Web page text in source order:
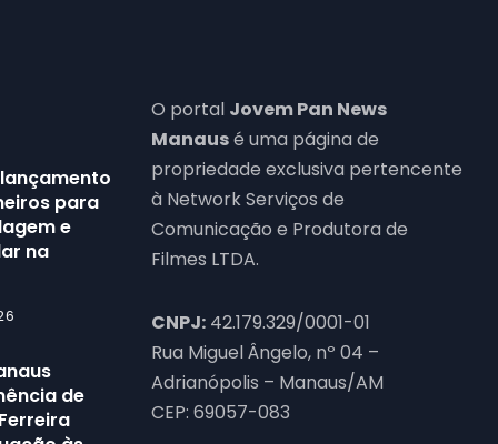
para
e
na
de
O portal Jovem Pan News
Manausé uma página de
propriedade exclusiva pertencente
à Network Serviços de
Comunicação e Produtora de
Filmes LTDA.
CNPJ:42.179.329/0001-01
Rua Miguel Ângelo, nº 04 –
Adrianópolis – Manaus/AM
CEP: 69057-083